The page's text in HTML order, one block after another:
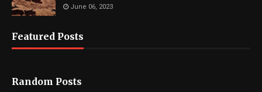
June 06, 2023
Featured Posts
Random Posts